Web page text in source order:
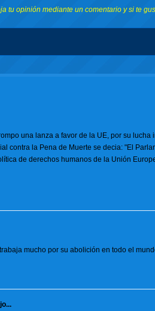
tu opinión mediante un comentario y si te
una lanza a favor de la UE, por su
contra la Pena de Muerte se decia: "El
de derechos humanos de la Unión
mucho por su abolición en todo el